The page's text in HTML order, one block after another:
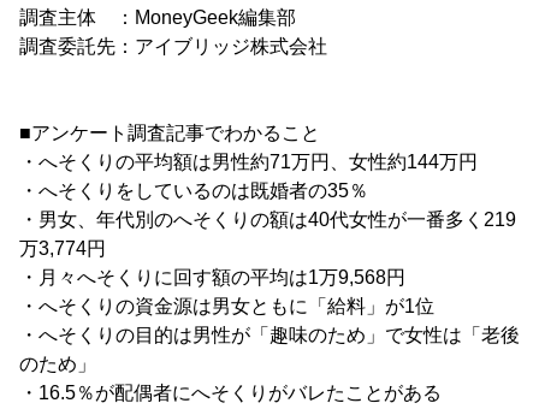
調査主体 ：MoneyGeek編集部
調査委託先：アイブリッジ株式会社
■アンケート調査記事でわかること
・へそくりの平均額は男性約71万円、女性約144万円
・へそくりをしているのは既婚者の35％
・男女、年代別のへそくりの額は40代女性が一番多く219
万3,774円
・月々へそくりに回す額の平均は1万9,568円
・へそくりの資金源は男女ともに「給料」が1位
・へそくりの目的は男性が「趣味のため」で女性は「老後
のため」
・16.5％が配偶者にへそくりがバレたことがある